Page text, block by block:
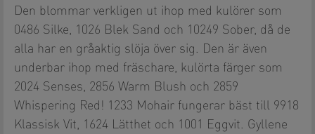
Den blommar verkligen ut ihop med kulörer som
0486 Silke, 1026 Blek Sand och 10249 Sober, då de
alla har en gråaktig slöja över sig. Den är även
underbar ihop med fräschare, kulörta färger som
2024 Senses, 2856 Warm Blush och 2859
Whispering Red! 1233 Mohair fungerar bäst till 9918
Klassisk Vit, 1624 Lätthet och 1001 Eggvit. Gyllene